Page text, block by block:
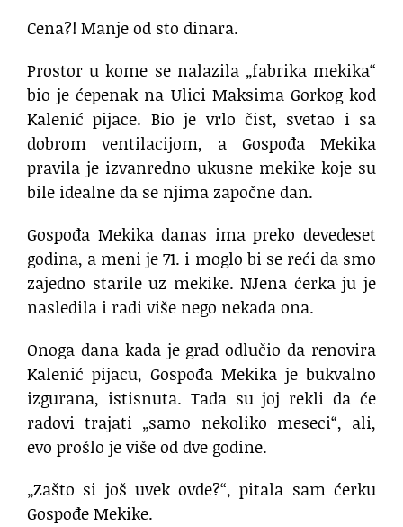
Cena?! Manje od sto dinara.
Prostor u kome se nalazila „fabrika mekika“
bio je ćepenak na Ulici Maksima Gorkog kod
Kalenić pijace. Bio je vrlo čist, svetao i sa
dobrom ventilacijom, a Gospođa Mekika
pravila je izvanredno ukusne mekike koje su
bile idealne da se njima započne dan.
Gospođa Mekika danas ima preko devedeset
godina, a meni je 71. i moglo bi se reći da smo
zajedno starile uz mekike. NJena ćerka ju je
nasledila i radi više nego nekada ona.
Onoga dana kada je grad odlučio da renovira
Kalenić pijacu, Gospođa Mekika je bukvalno
izgurana, istisnuta. Tada su joj rekli da će
radovi trajati „samo nekoliko meseci“, ali,
evo prošlo je više od dve godine.
„Zašto si još uvek ovde?“, pitala sam ćerku
Gospođe Mekike.